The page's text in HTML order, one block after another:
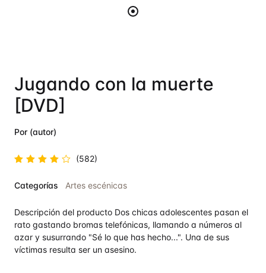
Jugando con la muerte
[DVD]
Por (autor)
en4.6
(582)
Categorías Artes escénicas
Descripción del producto Dos chicas adolescentes pasan el
rato gastando bromas telefónicas, llamando a números al
azar y susurrando "Sé lo que has hecho...". Una de sus
víctimas resulta ser un asesino.